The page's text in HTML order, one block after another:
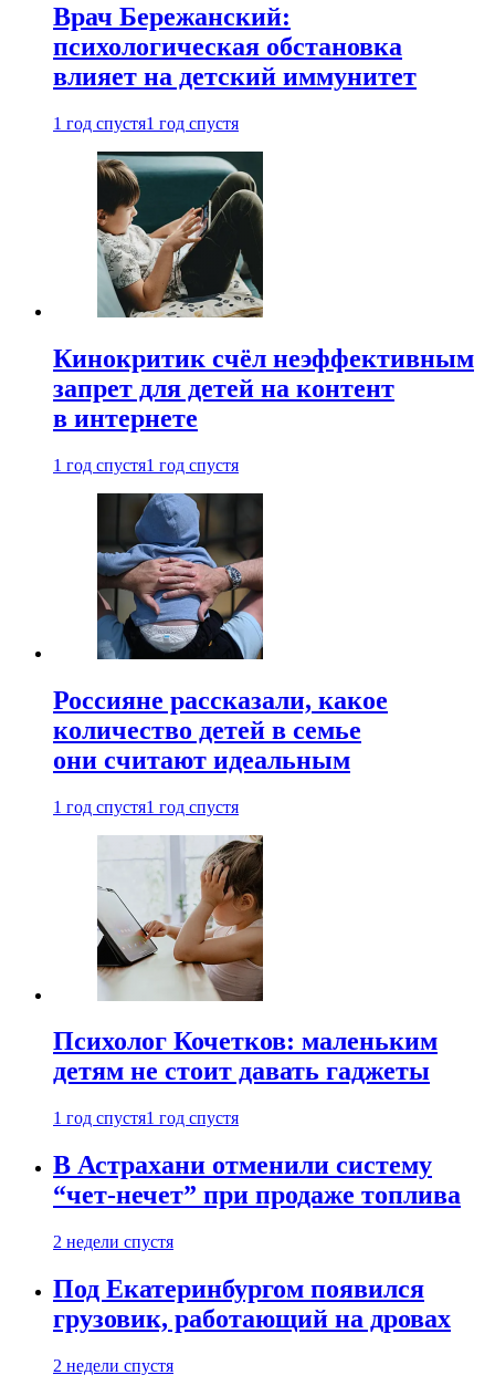
Врач Бережанский:
психологическая обстановка
влияет на детский иммунитет
1 год спустя1 год спустя
Кинокритик счёл неэффективным
запрет для детей на контент
в интернете
1 год спустя1 год спустя
Россияне рассказали, какое
количество детей в семье
они считают идеальным
1 год спустя1 год спустя
Психолог Кочетков: маленьким
детям не стоит давать гаджеты
1 год спустя1 год спустя
В Астрахани отменили систему
“чет-нечет” при продаже топлива
2 недели спустя
Под Екатеринбургом появился
грузовик, работающий на дровах
2 недели спустя